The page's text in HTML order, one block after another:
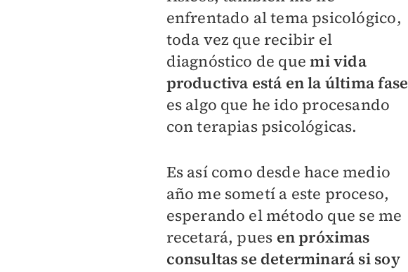
enfrentado al tema psicológico,
toda vez que recibir el
diagnóstico de que mi vida
productiva está en la última fase
es algo que he ido procesando
con terapias psicológicas.
Es así como desde hace medio
año me sometí a este proceso,
esperando el método que se me
recetará, pues en próximas
consultas se determinará si soy